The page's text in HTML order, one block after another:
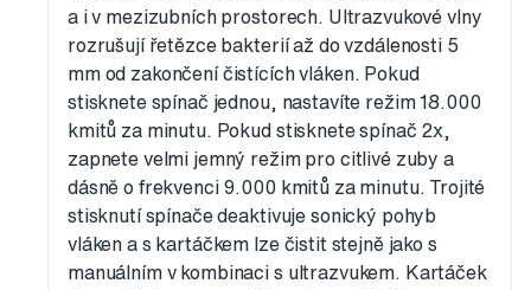
a i v mezizubních prostorech. Ultrazvukové vlny
rozrušují řetězce bakterií až do vzdálenosti 5
mm od zakončení čistících vláken. Pokud
stisknete spínač jednou, nastavíte režim 18.000
kmitů za minutu. Pokud stisknete spínač 2x,
zapnete velmi jemný režim pro citlivé zuby a
dásně o frekvenci 9.000 kmitů za minutu. Trojité
stisknutí spínače deaktivuje sonický pohyb
vláken a s kartáčkem lze čistit stejně jako s
manuálním v kombinaci s ultrazvukem. Kartáček